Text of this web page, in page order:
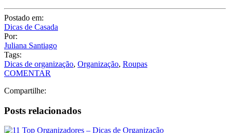
Postado em:
Dicas de Casada
Por:
Juliana Santiago
Tags:
Dicas de organização, Organização, Roupas
COMENTAR
Compartilhe:
Posts relacionados